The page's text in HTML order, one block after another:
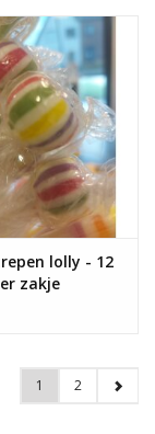
lolly - 12
zakje
1 2